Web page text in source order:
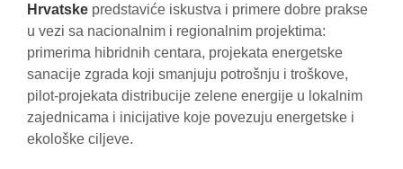
Hrvatske predstaviće iskustva i primere dobre prakse
u vezi sa nacionalnim i regionalnim projektima:
primerima hibridnih centara, projekata energetske
sanacije zgrada koji smanjuju potrošnju i troškove,
pilot-projekata distribucije zelene energije u lokalnim
zajednicama i inicijative koje povezuju energetske i
ekološke ciljeve.